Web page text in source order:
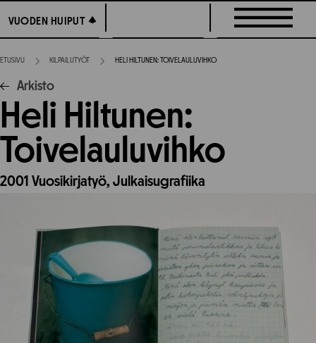
suoraan
sisältöön
VUODEN HUIPUT
VUODEN HUIPUT
ETUSIVU KILPAILUTYÖT HELI HILTUNEN: TOIVELAULUVIHKO
Arkisto
Heli Hiltunen:
Toivelauluvihko
2001 Vuosikirjatyö, Julkaisugrafiika